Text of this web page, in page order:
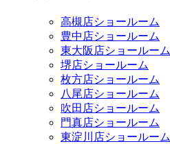
高槻店ショールーム
豊中店ショールーム
東大阪店ショールーム
堺店ショールーム
枚方店ショールーム
八尾店ショールーム
吹田店ショールーム
門真店ショールーム
東淀川店ショールーム